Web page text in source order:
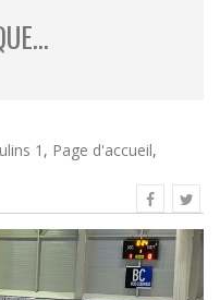
1 , Page d'accueil,